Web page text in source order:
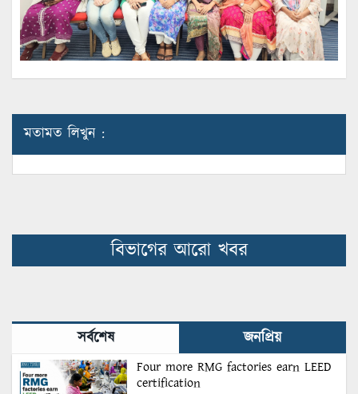
মতামত লিখুন :
বিভাগের আরো খবর
সর্বশেষ জনপ্রিয়
Four more RMG factories earn LEED
certification